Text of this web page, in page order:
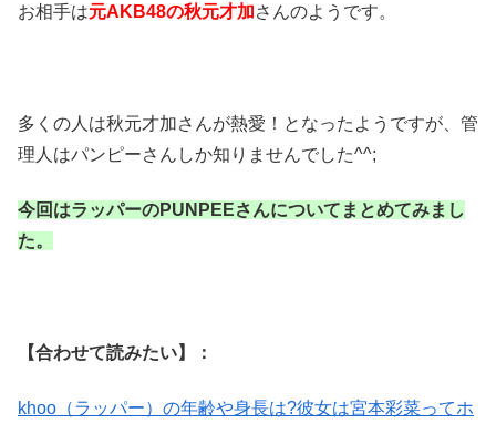
お相手は元AKB48の秋元才加さんのようです。
多くの人は秋元才加さんが熱愛！となったようですが、管
理人はパンピーさんしか知りませんでした^^;
今回はラッパーのPUNPEEさんについてまとめてみまし
た。
【合わせて読みたい】：
khoo（ラッパー）の年齢や身長は?彼女は宮本彩菜ってホ